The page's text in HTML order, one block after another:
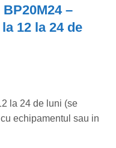
–
12 la 24 de
la 24 de luni (se
echipamentul sau in